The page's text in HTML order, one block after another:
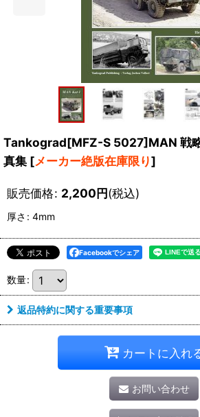
Tankograd[MFZ-S 5027]MAN 戦
真集 [メーカー絶版在庫限り]
販売価格: 2,200円(税込)
厚さ : 4mm
Facebookでシェア
数量:
返品特約に関する重要事項
カートに入れ
お問い合わせ